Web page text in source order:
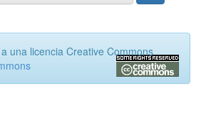
una licencia Creative Commons